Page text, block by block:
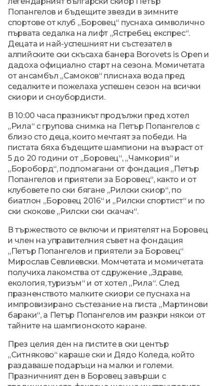
Попангелов и бъдещите звезди в зимните
спортове от клуб „Боровец“ пуснаха символично
първата седалка на лифт „Ястребец експрес“.
Децата и най-успешният ни състезател в
алпийските ски скъсаха банера Borovets is Open и
дадоха официално старт на сезона. Момичетата
от ансамбъл „Самоков“ плиснаха вода пред
седалките и пожелаха успешен сезон на всички
скиори и сноубордисти.
В 10:00 часа празникът продължи пред хотел
„Рила“ с групова снимка на Петър Попангелов с
близо сто деца, които мечтаят за победи. На
пистата бяха бъдещите шампиони на възраст от
5 до 20 години от „Боровец“, „Чамкория“ и
„Бороборд“, подпомагани от фондация „Петър
Попангелов и приятели за Боровец“, както и от
клубовете по ски бягане „Рилски скиор“, по
биатлон „Боровец 2016“ и „Рилски спортист“ и по
ски скокове „Рилски ски скачач“.
В тържеството се включи и приятелят на Боровец
и член на управителния съвет на фондация
„Петър Попангелов и приятели за Боровец“
Мирослав Севлиевски. Момчетата и момичетата
получиха лакомства от сдружение „Здраве,
екология, туризъм“ и от хотел „Рила“. След
празненството малките скиори се пуснаха на
импровизирано състезание на писта „Мартинови
бараки“, а Петър Попангелов им разкри някои от
тайните на шампионското каране.
През целия ден на пистите в ски център
„Ситняково“ караше ски и Дядо Коледа, който
раздаваше подаръци на малки и големи.
Празничният ден в Боровец завърши с